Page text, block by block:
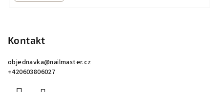
Kontakt
objednavka@nailmaster.cz
+420603806027